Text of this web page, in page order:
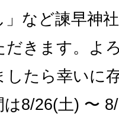
」など諫早神
だきます。よ
したら幸いに
は8/26(土) 〜